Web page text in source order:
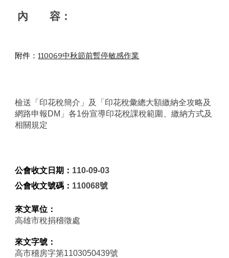
內       容：
附件：110069中秋節前暫停敏感作業
檢送「印花稅簡介」及「印花稅彙總大額繳納全攻略及
網路申報DM」各1份宣導印花稅課稅範圍、繳納方式及
相關規定
公會收文日期： 110-09-03
公會收文號碼： 110068號
來文單位：
高雄市稅捐稽徵處
來文字號：
高市稽房字第1103050439號